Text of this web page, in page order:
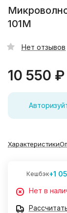
101M
Нет отзывов
10 550 ₽
Характеристики
Кешбэк+1
Нет в